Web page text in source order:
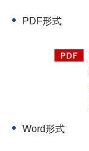
PDF形式
Word形式